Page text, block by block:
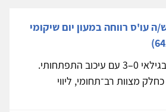
עו'ס רווחה במעון יום שיקומי
המעון מיועד לילדים בגילאי 0–3 עם עיכוב התפתחותי.
מצוות רב־תחומי, ליווי